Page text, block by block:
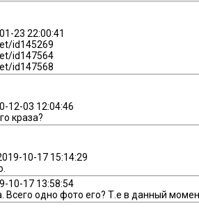
23 22:00:41
id145269
id147564
id147568
12-03 12:04:46
краза?
10-17 15:14:29
10-17 13:58:54
одно фото его? Т.е в данный